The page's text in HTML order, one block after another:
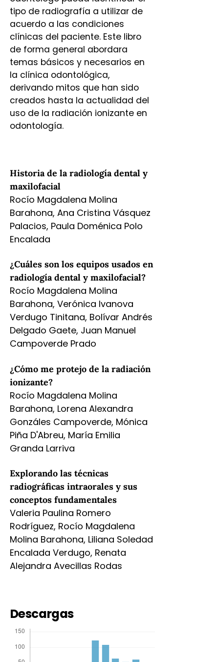
tipo de radiografía a utilizar de
acuerdo a las condiciones
clínicas del paciente. Este libro
de forma general abordara
temas básicos y necesarios en
la clínica odontológica,
derivando mitos que han sido
creados hasta la actualidad del
uso de la radiación ionizante en
odontología.
Historia de la radiología dental y
maxilofacial
Rocío Magdalena Molina
Barahona, Ana Cristina Vásquez
Palacios, Paula Doménica Polo
Encalada
¿Cuáles son los equipos usados en
radiología dental y maxilofacial?
Rocío Magdalena Molina
Barahona, Verónica Ivanova
Verdugo Tinitana, Bolívar Andrés
Delgado Gaete, Juan Manuel
Campoverde Prado
¿Cómo me protejo de la radiación
ionizante?
Rocío Magdalena Molina
Barahona, Lorena Alexandra
Gonzáles Campoverde, Mónica
Piña D'Abreu, María Emilia
Granda Larriva
Explorando las técnicas
radiográficas intraorales y sus
conceptos fundamentales
Valeria Paulina Romero
Rodríguez, Rocío Magdalena
Molina Barahona, Liliana Soledad
Encalada Verdugo, Renata
Alejandra Avecillas Rodas
Descargas